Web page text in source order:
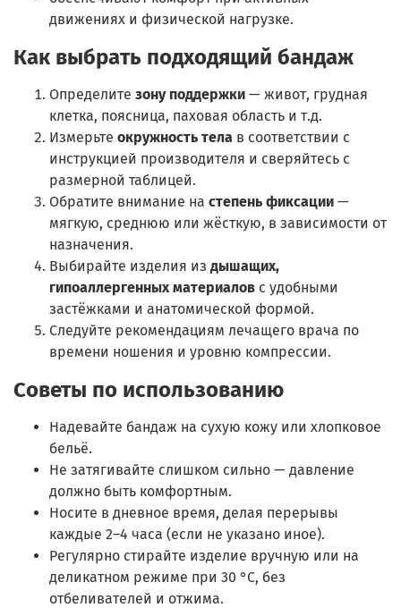
движениях и физической нагрузке.
Как выбрать подходящий бандаж
Определите зону поддержки — живот, грудная
клетка, поясница, паховая область и т.д.
Измерьте окружность тела в соответствии с
инструкцией производителя и сверяйтесь с
размерной таблицей.
Обратите внимание на степень фиксации —
мягкую, среднюю или жёсткую, в зависимости от
назначения.
Выбирайте изделия из дышащих,
гипоаллергенных материалов с удобными
застёжками и анатомической формой.
Следуйте рекомендациям лечащего врача по
времени ношения и уровню компрессии.
Советы по использованию
Надевайте бандаж на сухую кожу или хлопковое
бельё.
Не затягивайте слишком сильно — давление
должно быть комфортным.
Носите в дневное время, делая перерывы
каждые 2–4 часа (если не указано иное).
Регулярно стирайте изделие вручную или на
деликатном режиме при 30 °C, без
отбеливателей и отжима.